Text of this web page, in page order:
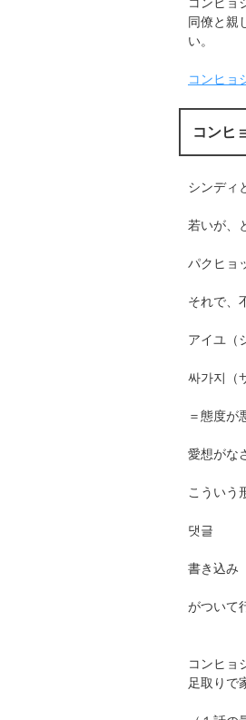
同僚と親
い。
コンヒョ
コンヒ
シンディ
若いが、
パクヒョ
それで、
アイユ（
싸가지（
＝態度が
愛想がな
こういう
댓글
書き込み
がついて
コンヒョ
足取りで